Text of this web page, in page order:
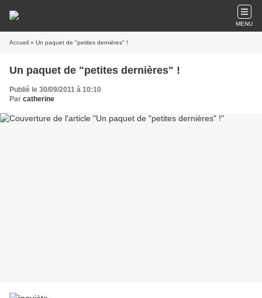
MENU
Accueil » Un paquet de "petites dernières" !
Un paquet de "petites dernières" !
Publié le 30/09/2011 à 10:10
Par catherine